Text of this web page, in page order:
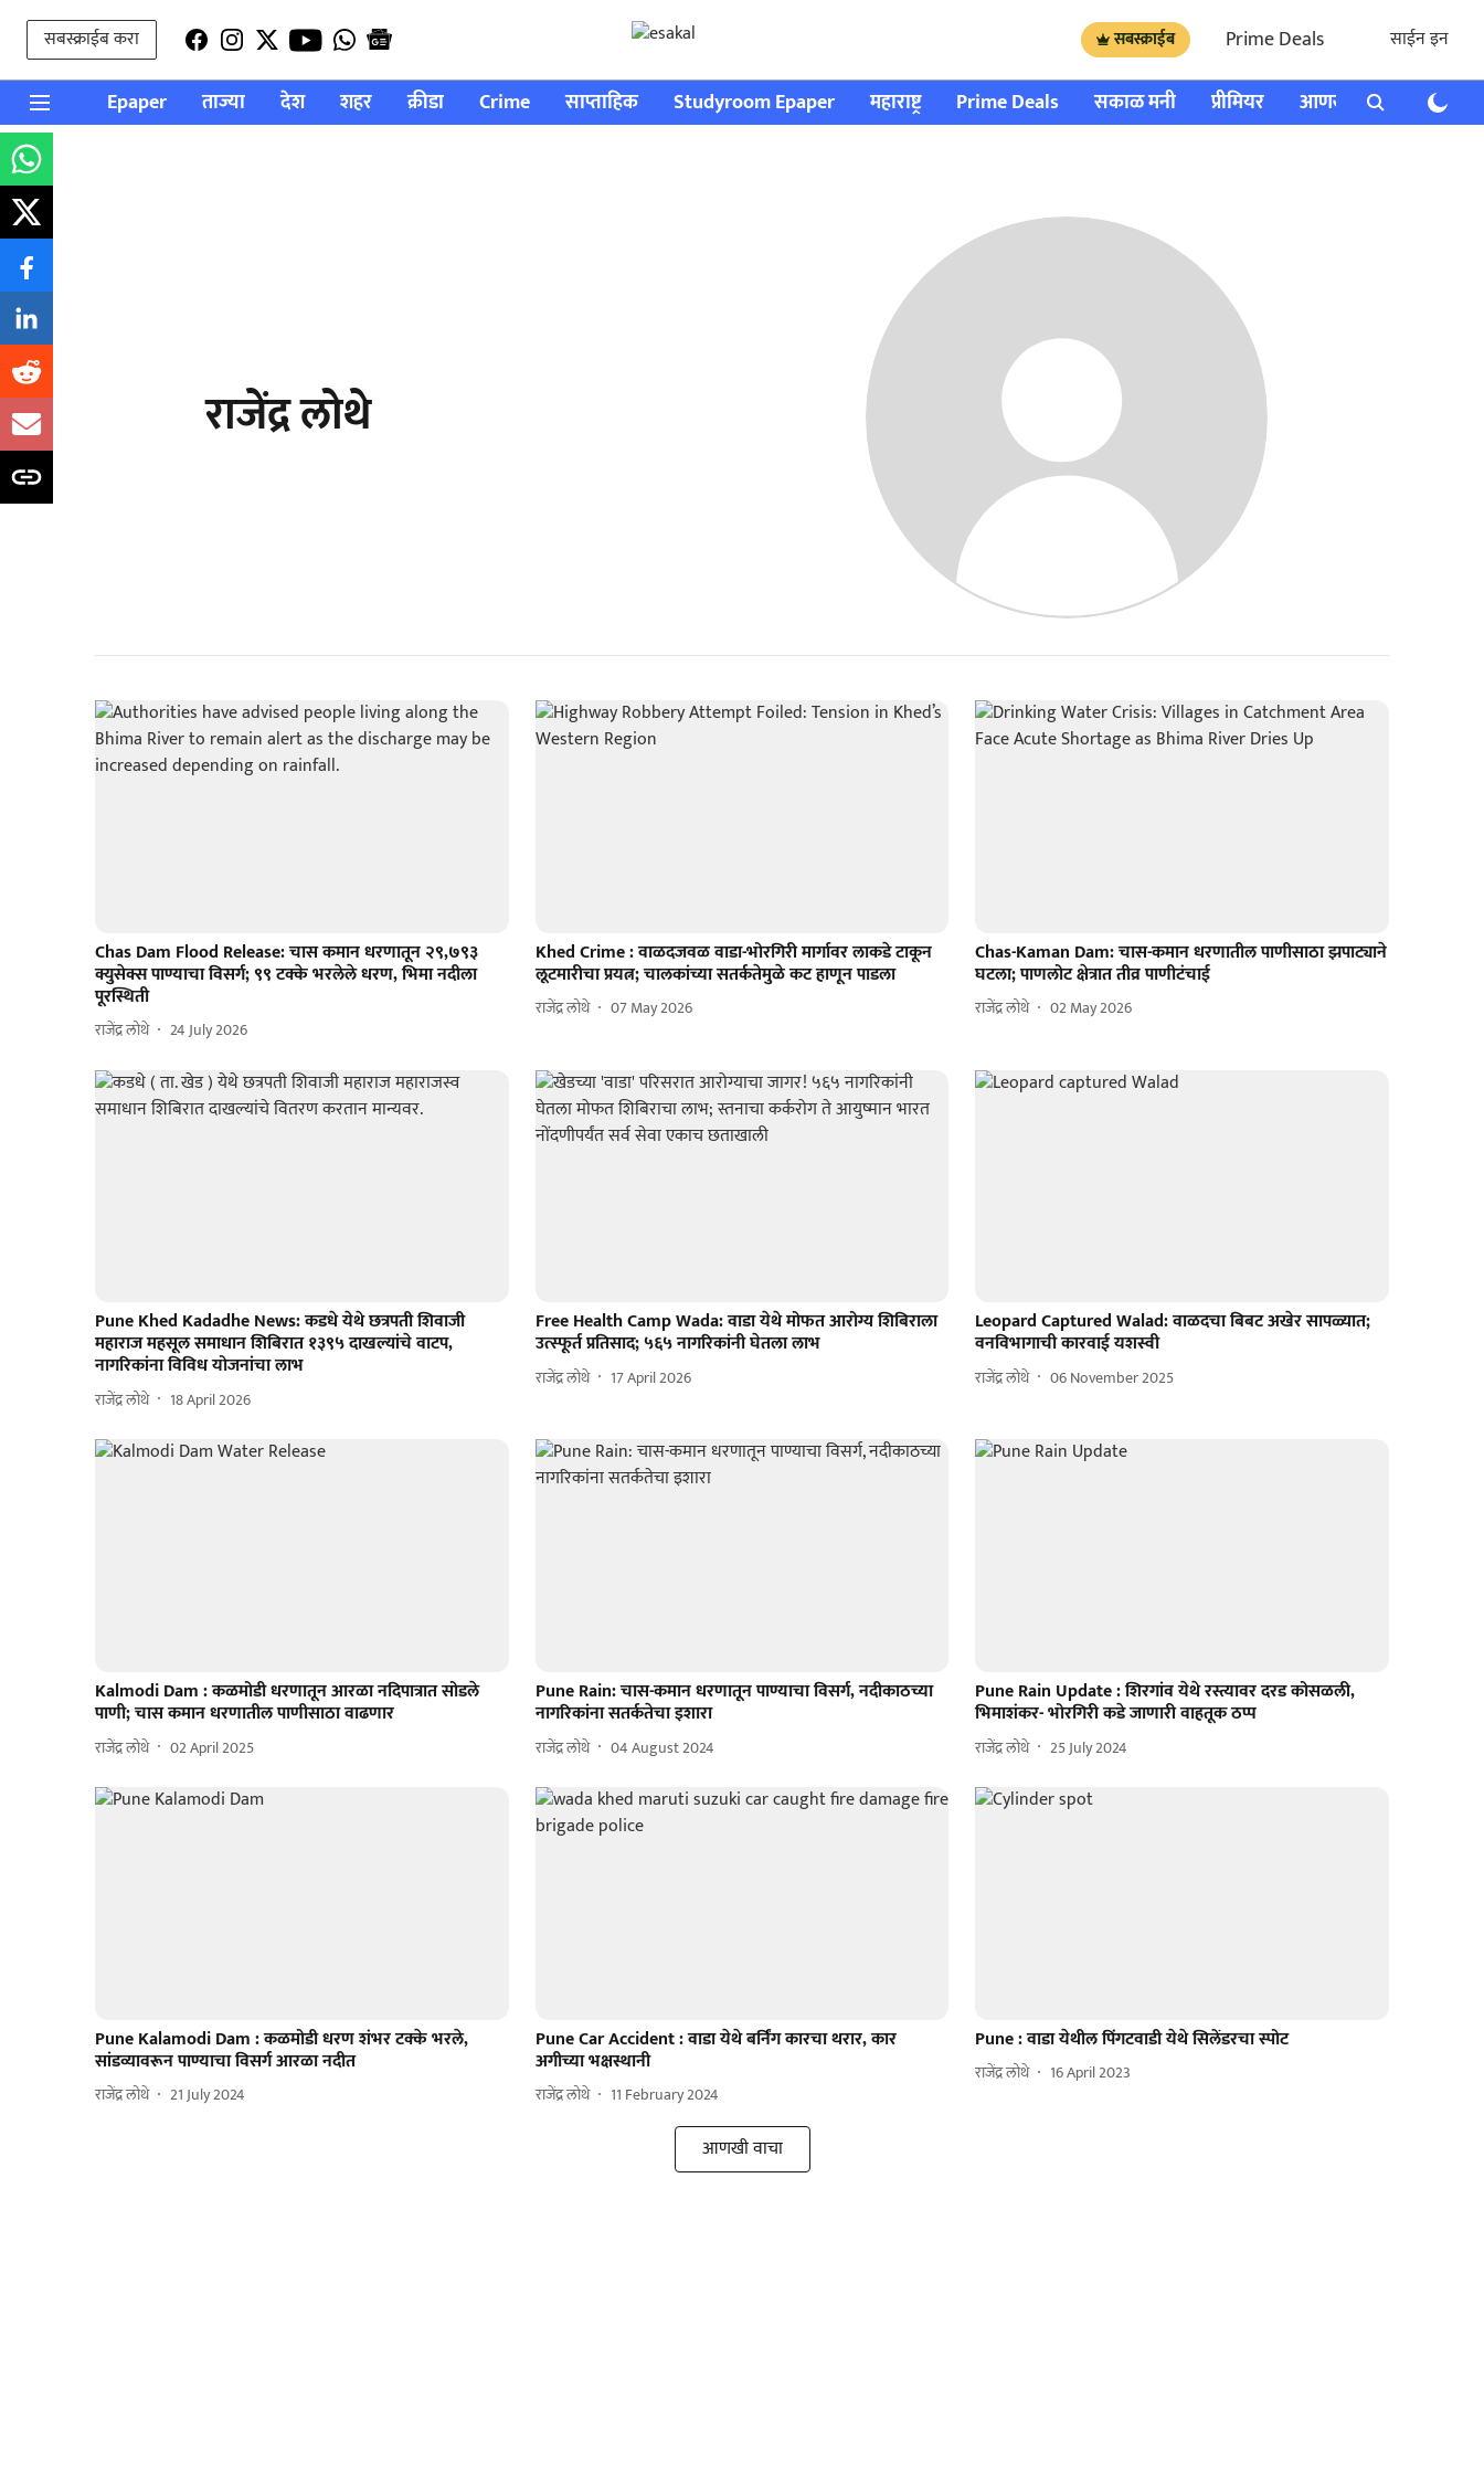
सबस्क्राईब करा सबस्क्राईब Prime Deals साईन इन
Epaper ताज्या देश शहर क्रीडा Crime साप्ताहिक Studyroom Epaper महाराष्ट्र Prime Deals सकाळ मनी प्रीमियर आणखी राशी भविष्य
राजेंद्र लोथे
Chas Dam Flood Release: चास कमान धरणातून २९,७९३
क्युसेक्स पाण्याचा विसर्ग; ९९ टक्के भरलेले धरण, भिमा नदीला
पूरस्थिती
राजेंद्र लोथे 24 July 2026
Khed Crime : वाळदजवळ वाडा-भोरगिरी मार्गावर लाकडे टाकून
लूटमारीचा प्रयत्न; चालकांच्या सतर्कतेमुळे कट हाणून पाडला
राजेंद्र लोथे 07 May 2026
Chas-Kaman Dam: चास-कमान धरणातील पाणीसाठा झपाट्याने
घटला; पाणलोट क्षेत्रात तीव्र पाणीटंचाई
राजेंद्र लोथे 02 May 2026
Pune Khed Kadadhe News: कडधे येथे छत्रपती शिवाजी
महाराज महसूल समाधान शिबिरात १३९५ दाखल्यांचे वाटप,
नागरिकांना विविध योजनांचा लाभ
राजेंद्र लोथे 18 April 2026
Free Health Camp Wada: वाडा येथे मोफत आरोग्य शिबिराला
उत्स्फूर्त प्रतिसाद; ५६५ नागरिकांनी घेतला लाभ
राजेंद्र लोथे 17 April 2026
Leopard Captured Walad: वाळदचा बिबट अखेर सापळ्यात;
वनविभागाची कारवाई यशस्वी
राजेंद्र लोथे 06 November 2025
Kalmodi Dam : कळमोडी धरणातून आरळा नदिपात्रात सोडले
पाणी; चास कमान धरणातील पाणीसाठा वाढणार
राजेंद्र लोथे 02 April 2025
Pune Rain: चास-कमान धरणातून पाण्याचा विसर्ग, नदीकाठच्या
नागरिकांना सतर्कतेचा इशारा
राजेंद्र लोथे 04 August 2024
Pune Rain Update : शिरगांव येथे रस्त्यावर दरड कोसळली,
भिमाशंकर- भोरगिरी कडे जाणारी वाहतूक ठप्प
राजेंद्र लोथे 25 July 2024
Pune Kalamodi Dam : कळमोडी धरण शंभर टक्के भरले,
सांडव्यावरून पाण्याचा विसर्ग आरळा नदीत
राजेंद्र लोथे 21 July 2024
Pune Car Accident : वाडा येथे बर्निंग कारचा थरार, कार
अगीच्या भक्षस्थानी
राजेंद्र लोथे 11 February 2024
Pune : वाडा येथील पिंगटवाडी येथे सिलेंडरचा स्पोट
राजेंद्र लोथे 16 April 2023
आणखी वाचा